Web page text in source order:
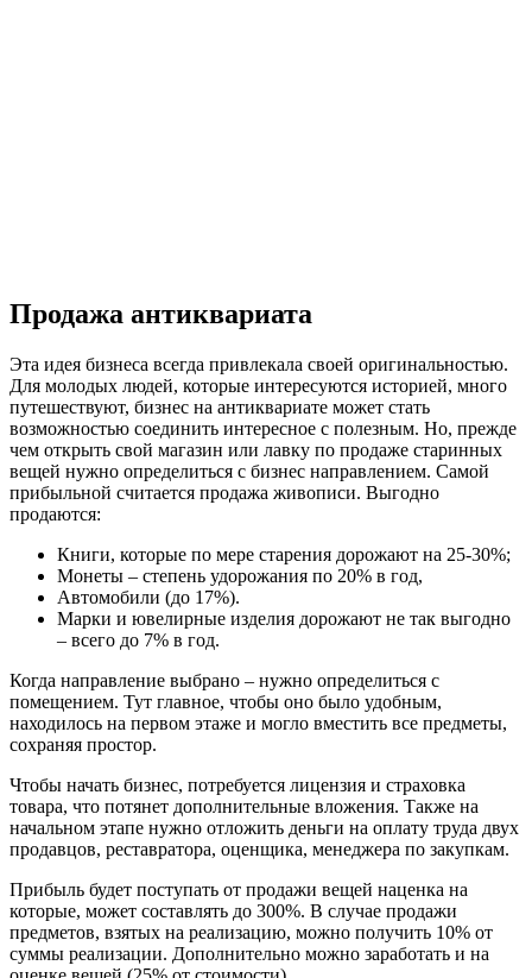
Продажа антиквариата
Эта идея бизнеса всегда привлекала своей оригинальностью.
Для молодых людей, которые интересуются историей, много
путешествуют, бизнес на антиквариате может стать
возможностью соединить интересное с полезным. Но, прежде
чем открыть свой магазин или лавку по продаже старинных
вещей нужно определиться с бизнес направлением. Самой
прибыльной считается продажа живописи. Выгодно
продаются:
Книги, которые по мере старения дорожают на 25-30%;
Монеты – степень удорожания по 20% в год,
Автомобили (до 17%).
Марки и ювелирные изделия дорожают не так выгодно
– всего до 7% в год.
Когда направление выбрано – нужно определиться с
помещением. Тут главное, чтобы оно было удобным,
находилось на первом этаже и могло вместить все предметы,
сохраняя простор.
Чтобы начать бизнес, потребуется лицензия и страховка
товара, что потянет дополнительные вложения. Также на
начальном этапе нужно отложить деньги на оплату труда двух
продавцов, реставратора, оценщика, менеджера по закупкам.
Прибыль будет поступать от продажи вещей наценка на
которые, может составлять до 300%. В случае продажи
предметов, взятых на реализацию, можно получить 10% от
суммы реализации. Дополнительно можно заработать и на